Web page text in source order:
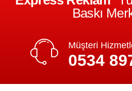
Baskı
Müşteri
0534